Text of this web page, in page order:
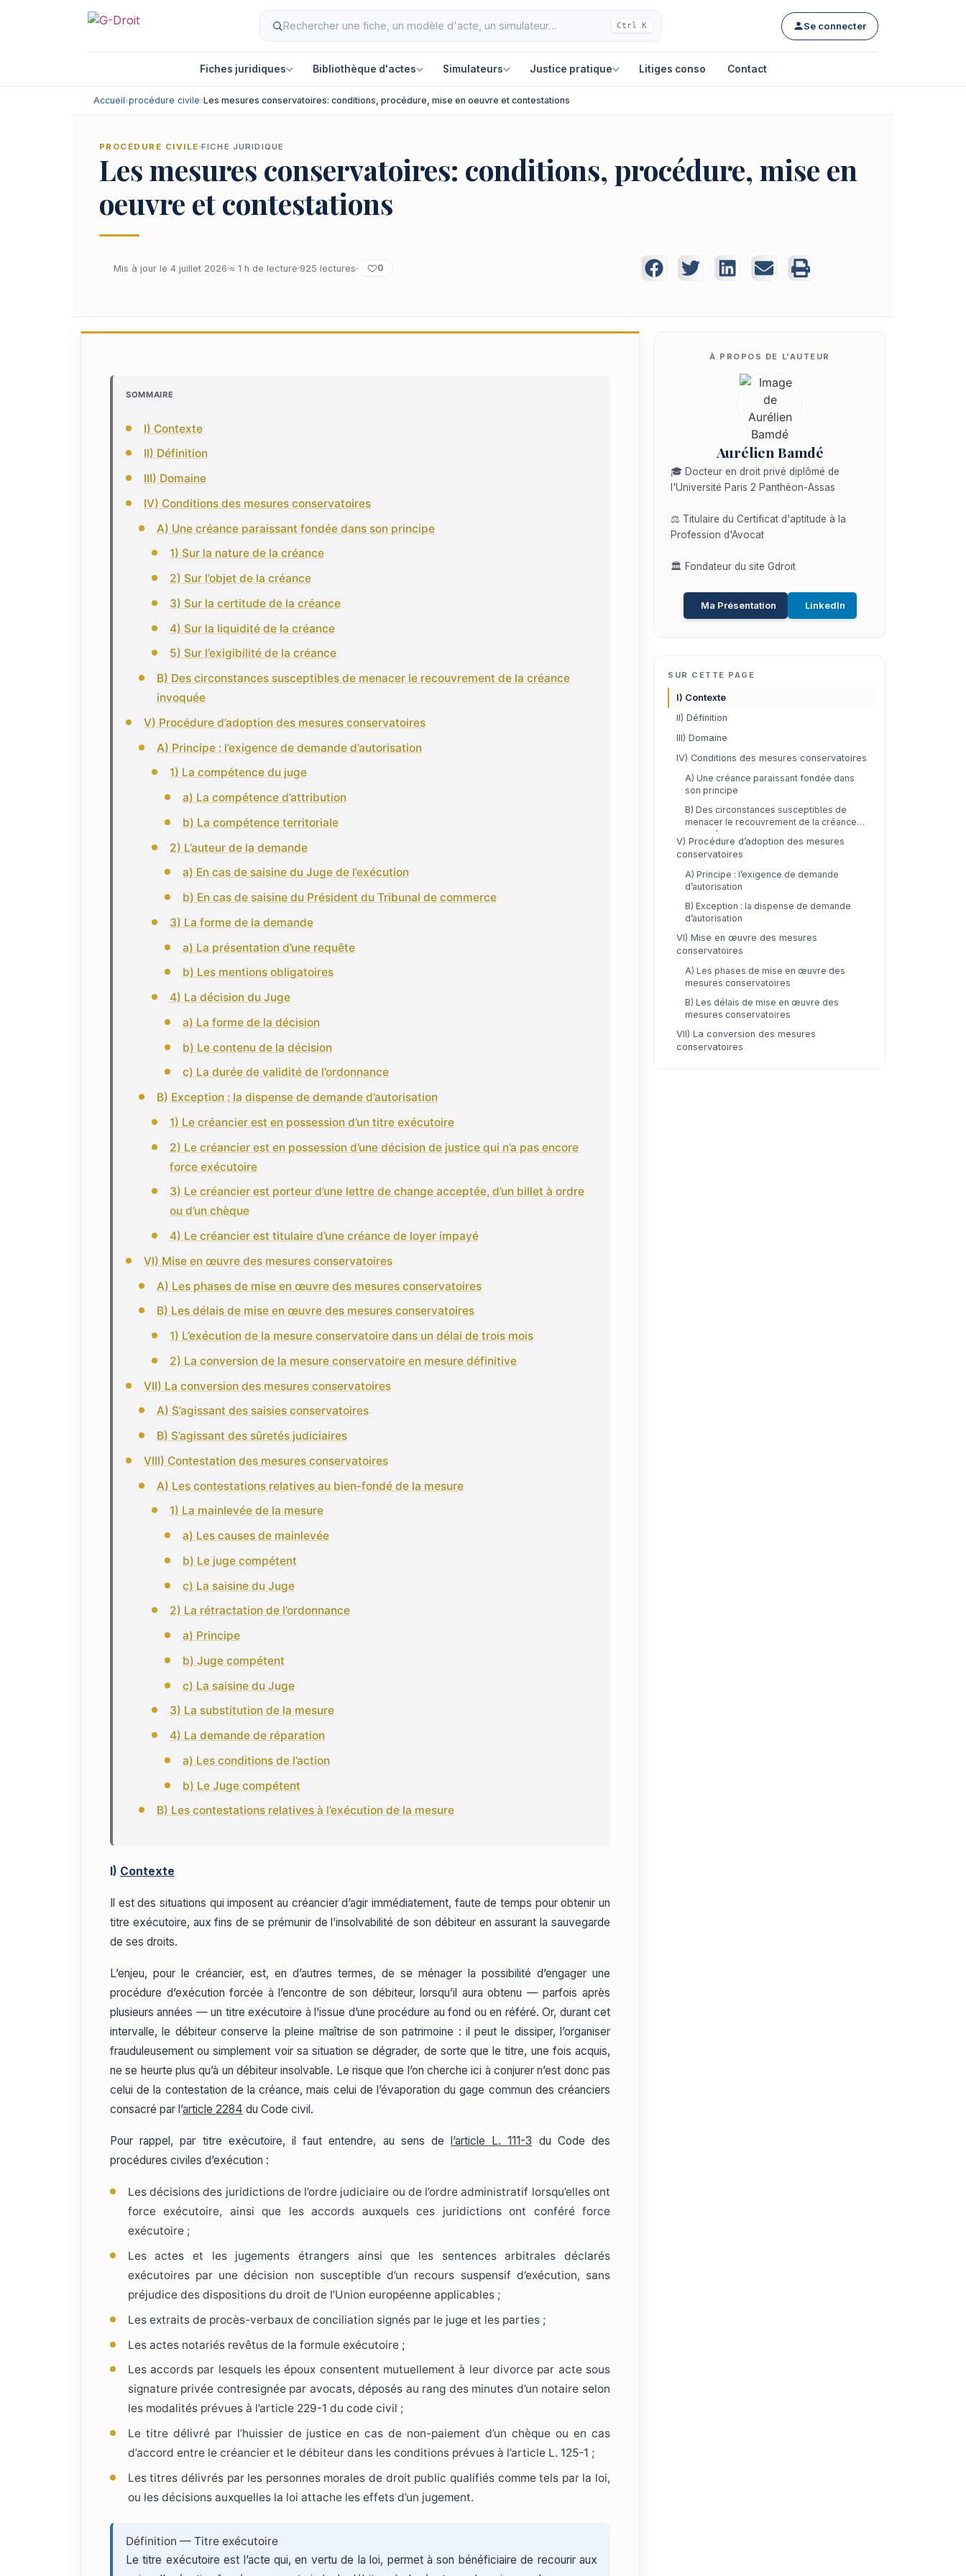
Ctrl K Se connecter
Fiches juridiques Bibliothèque d'actes Simulateurs Justice pratique Litiges conso Contact
Accueil›procédure civile›Les mesures conservatoires: conditions, procédure, mise en oeuvre et contestations
PROCÉDURE CIVILE FICHE JURIDIQUE
Les mesures conservatoires: conditions, procédure, mise en
oeuvre et contestations
Mis à jour le 4 juillet 2026 ≈ 1 h de lecture 925 lectures 0
SOMMAIRE
I) Contexte
II) Définition
III) Domaine
IV) Conditions des mesures conservatoires
A) Une créance paraissant fondée dans son principe
1) Sur la nature de la créance
2) Sur l’objet de la créance
3) Sur la certitude de la créance
4) Sur la liquidité de la créance
5) Sur l’exigibilité de la créance
B) Des circonstances susceptibles de menacer le recouvrement de la créance
invoquée
V) Procédure d’adoption des mesures conservatoires
A) Principe : l’exigence de demande d’autorisation
1) La compétence du juge
a) La compétence d’attribution
b) La compétence territoriale
2) L’auteur de la demande
a) En cas de saisine du Juge de l’exécution
b) En cas de saisine du Président du Tribunal de commerce
3) La forme de la demande
a) La présentation d’une requête
b) Les mentions obligatoires
4) La décision du Juge
a) La forme de la décision
b) Le contenu de la décision
c) La durée de validité de l’ordonnance
B) Exception : la dispense de demande d’autorisation
1) Le créancier est en possession d’un titre exécutoire
2) Le créancier est en possession d’une décision de justice qui n’a pas encore
force exécutoire
3) Le créancier est porteur d’une lettre de change acceptée, d’un billet à ordre
ou d’un chèque
4) Le créancier est titulaire d’une créance de loyer impayé
VI) Mise en œuvre des mesures conservatoires
A) Les phases de mise en œuvre des mesures conservatoires
B) Les délais de mise en œuvre des mesures conservatoires
1) L’exécution de la mesure conservatoire dans un délai de trois mois
2) La conversion de la mesure conservatoire en mesure définitive
VII) La conversion des mesures conservatoires
A) S’agissant des saisies conservatoires
B) S’agissant des sûretés judiciaires
VIII) Contestation des mesures conservatoires
A) Les contestations relatives au bien-fondé de la mesure
1) La mainlevée de la mesure
a) Les causes de mainlevée
b) Le juge compétent
c) La saisine du Juge
2) La rétractation de l’ordonnance
a) Principe
b) Juge compétent
c) La saisine du Juge
3) La substitution de la mesure
4) La demande de réparation
a) Les conditions de l’action
b) Le Juge compétent
B) Les contestations relatives à l’exécution de la mesure
I) Contexte
Il est des situations qui imposent au créancier d’agir immédiatement, faute de temps pour obtenir un
titre exécutoire, aux fins de se prémunir de l’insolvabilité de son débiteur en assurant la sauvegarde
de ses droits.
L’enjeu, pour le créancier, est, en d’autres termes, de se ménager la possibilité d’engager une
procédure d’exécution forcée à l’encontre de son débiteur, lorsqu’il aura obtenu — parfois après
plusieurs années — un titre exécutoire à l’issue d’une procédure au fond ou en référé. Or, durant cet
intervalle, le débiteur conserve la pleine maîtrise de son patrimoine : il peut le dissiper, l’organiser
frauduleusement ou simplement voir sa situation se dégrader, de sorte que le titre, une fois acquis,
ne se heurte plus qu’à un débiteur insolvable. Le risque que l’on cherche ici à conjurer n’est donc pas
celui de la contestation de la créance, mais celui de l’évaporation du gage commun des créanciers
consacré par l’article 2284 du Code civil.
Pour rappel, par titre exécutoire, il faut entendre, au sens de l’article L. 111-3 du Code des
procédures civiles d’exécution :
Les décisions des juridictions de l’ordre judiciaire ou de l’ordre administratif lorsqu’elles ont
force exécutoire, ainsi que les accords auxquels ces juridictions ont conféré force
exécutoire ;
Les actes et les jugements étrangers ainsi que les sentences arbitrales déclarés
exécutoires par une décision non susceptible d’un recours suspensif d’exécution, sans
préjudice des dispositions du droit de l’Union européenne applicables ;
Les extraits de procès-verbaux de conciliation signés par le juge et les parties ;
Les actes notariés revêtus de la formule exécutoire ;
Les accords par lesquels les époux consentent mutuellement à leur divorce par acte sous
signature privée contresignée par avocats, déposés au rang des minutes d’un notaire selon
les modalités prévues à l’article 229-1 du code civil ;
Le titre délivré par l’huissier de justice en cas de non-paiement d’un chèque ou en cas
d’accord entre le créancier et le débiteur dans les conditions prévues à l’article L. 125-1 ;
Les titres délivrés par les personnes morales de droit public qualifiés comme tels par la loi,
ou les décisions auxquelles la loi attache les effets d’un jugement.
Définition — Titre exécutoire
Le titre exécutoire est l’acte qui, en vertu de la loi, permet à son bénéficiaire de recourir aux
Aurélien Bamdé
🎓 Docteur en droit privé diplômé de
l'Université Paris 2 Panthéon-Assas
⚖️ Titulaire du Certificat d'aptitude à la
Profession d'Avocat
🏛️ Fondateur du site Gdroit
Ma Présentation LinkedIn
SUR CETTE PAGE
I) Contexte
II) Définition
III) Domaine
IV) Conditions des mesures conservatoires
A) Une créance paraissant fondée dans
son principe
B) Des circonstances susceptibles de
menacer le recouvrement de la créance
invoquée
V) Procédure d’adoption des mesures
conservatoires
A) Principe : l’exigence de demande
d’autorisation
B) Exception : la dispense de demande
d’autorisation
VI) Mise en œuvre des mesures
conservatoires
A) Les phases de mise en œuvre des
mesures conservatoires
B) Les délais de mise en œuvre des
mesures conservatoires
VII) La conversion des mesures
conservatoires